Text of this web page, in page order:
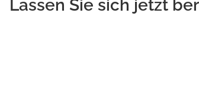
Lassen Sie sich jetzt